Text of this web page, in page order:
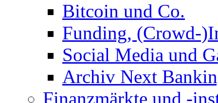
Bitcoin und Co.
Funding, (Crowd-
Social Media und
Archiv Next
Finanzmärkte und -